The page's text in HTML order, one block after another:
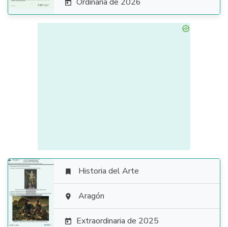


 Historia del Arte
 Aragón
 Extraordinaria de 2025